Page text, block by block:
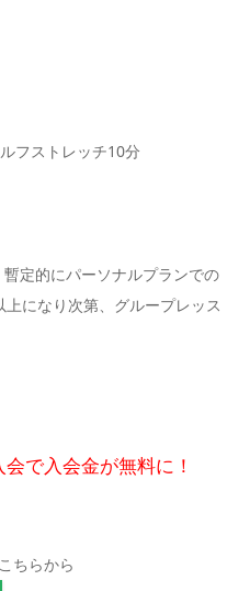
フストレッチ10分
定的にパーソナルプランでの
になり次第、グループレッス
で入会金が無料に！
ちらから